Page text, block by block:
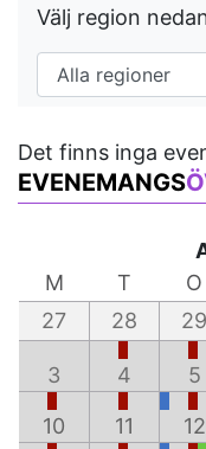
Välj region
Det finns inga
EVENEMANGS
M
T O
27
28 29
3 4 5
10 11 12